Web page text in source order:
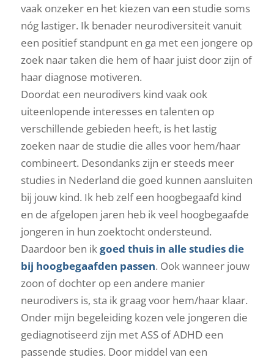
vaak onzeker en het kiezen van een studie soms
nóg lastiger. Ik benader neurodiversiteit vanuit
een positief standpunt en ga met een jongere op
zoek naar taken die hem of haar juist door zijn of
haar diagnose motiveren.
Doordat een neurodivers kind vaak ook
uiteenlopende interesses en talenten op
verschillende gebieden heeft, is het lastig
zoeken naar de studie die alles voor hem/haar
combineert. Desondanks zijn er steeds meer
studies in Nederland die goed kunnen aansluiten
bij jouw kind. Ik heb zelf een hoogbegaafd kind
en de afgelopen jaren heb ik veel hoogbegaafde
jongeren in hun zoektocht ondersteund.
Daardoor ben ikgoed thuis in alle studies die
bij hoogbegaafden passen. Ook wanneer jouw
zoon of dochter op een andere manier
neurodivers is, sta ik graag voor hem/haar klaar.
Onder mijn begeleiding kozen vele jongeren die
gediagnotiseerd zijn met ASS of ADHD een
passende studies. Door middel van een